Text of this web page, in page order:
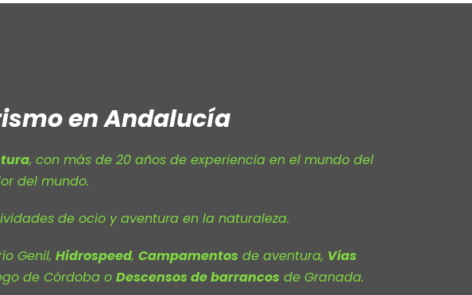
en Andalucía
, con más de 20 años de experiencia en el mundo del
del mundo.
de ocio y aventura en la naturaleza.
Genil, Hidrospeed, Campamentos de aventura, Vías
de Córdoba o Descensos de barrancos de Granada.